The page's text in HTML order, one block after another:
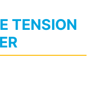
TENSION